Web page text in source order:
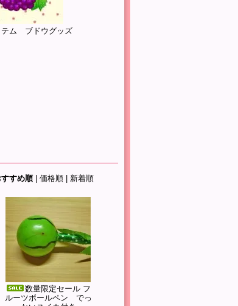
テム ブドウグッズ
すすめ順| 価格順 新着順
数量限定セール フ
ルーツボールペン でっ